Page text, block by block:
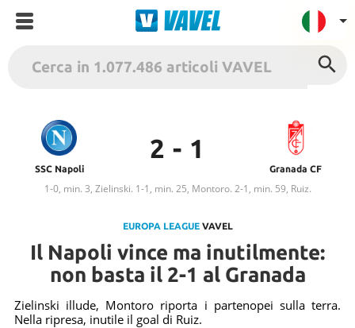
Spagna
México
Colombia
Brasile
SSC Napoli
2 - 1
Granada CF
1-0, min. 3, Zielinski. 1-1, min. 25, Montoro. 2-1, min. 59, Ruiz.
EUROPA LEAGUEVAVEL
Il Napoli vince ma inutilmente:
non basta il 2-1 al Granada
Zielinski illude, Montoro riporta i partenopei sulla terra.
Nella ripresa, inutile il goal di Ruiz.